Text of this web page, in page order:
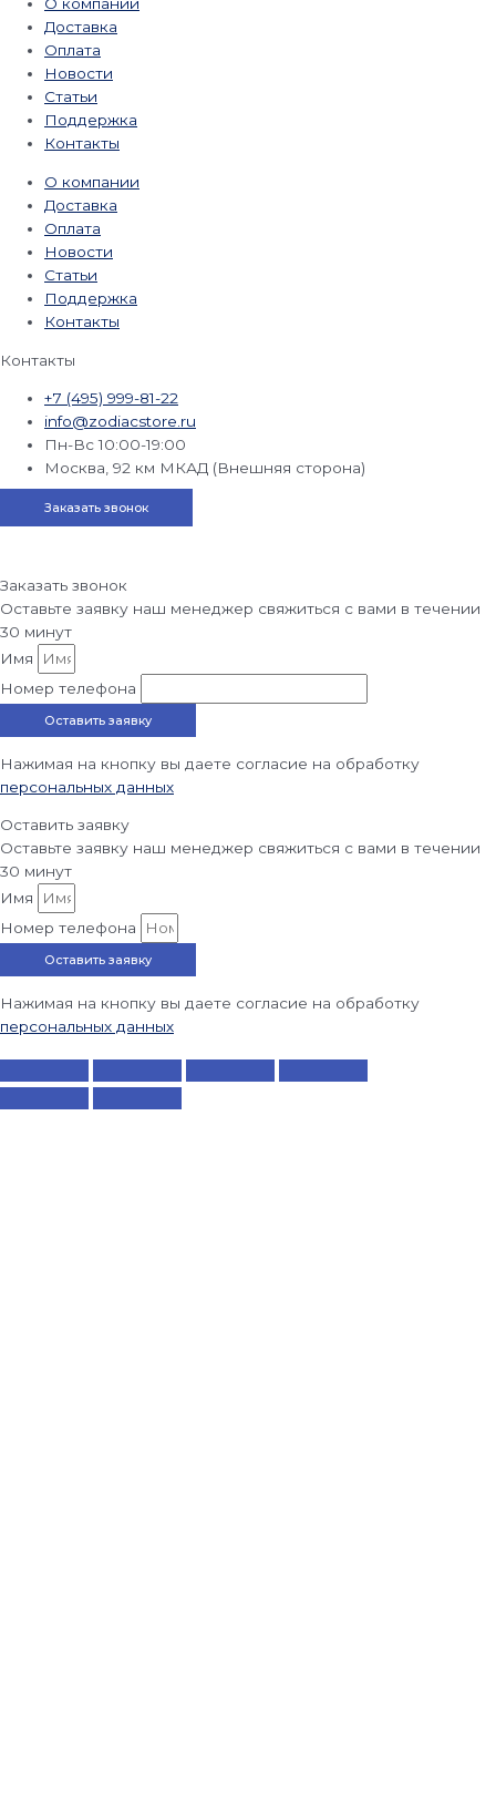
О компании
Доставка
Оплата
Новости
Статьи
Поддержка
Контакты
О компании
Доставка
Оплата
Новости
Статьи
Поддержка
Контакты
Контакты
+7 (495) 999-81-22
info@zodiacstore.ru
Пн-Вс 10:00-19:00
Москва, 92 км МКАД (Внешняя сторона)
Заказать звонок
Заказать звонок
Оставьте заявку наш менеджер свяжиться с вами в течении
30 минут
Имя
Номер телефона
Оставить заявку
Нажимая на кнопку вы даете согласие на обработку
персональных данных
Оставить заявку
Оставьте заявку наш менеджер свяжиться с вами в течении
30 минут
Имя
Номер телефона
Оставить заявку
Нажимая на кнопку вы даете согласие на обработку
персональных данных